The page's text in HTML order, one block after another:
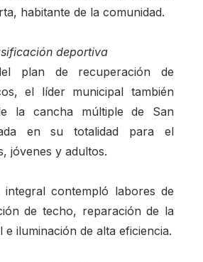
habitante de la comunidad.
deportiva
plan de recuperación de
el líder municipal también
la cancha múltiple de San
en su totalidad para el
jóvenes y adultos.
integral contempló labores de
de techo, reparación de la
iluminación de alta eficiencia.